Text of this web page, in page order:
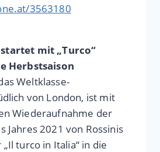
3563180
mit „Turco“
Herbstsaison
Weltklasse-
von London, ist mit
Wiederaufnahme der
Jahres 2021 von Rossinis
turco in Italia“ in die